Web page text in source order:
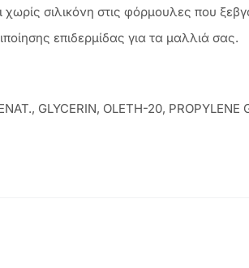
σιλικόνη στις φόρμουλες που
επιδερμίδας για τα μαλλιά σας.
GLYCERIN, OLETH-20,